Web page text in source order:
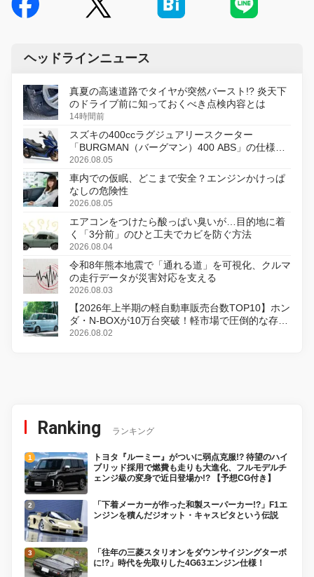
ヘッドラインニュース
真夏の高速道路でタイヤが突然バースト!? 炎天下
のドライブ前に知っておくべき点検内容とは
14時間前
スズキの400ccラグジュアリースクーター
「BURGMAN（バーグマン）400 ABS」の仕様を
変更し、8月18日に発売
2026.08.05
車内での仮眠、どこまで安全？エンジンかけっぱ
なしの危険性
2026.08.05
エアコンをつけたら酸っぱい臭いが…目的地に着
く「3分前」のひと工夫でカビを防ぐ方法
2026.08.04
令和8年熊本地震で「通れる道」を可視化、クルマ
の走行データが災害対応を支える
2026.08.03
【2026年上半期の軽自動車販売台数TOP10】ホン
ダ・N-BOXが10万台突破！軽市場で圧倒的な存在
感
2026.08.02
Ranking ランキング
トヨタ『ルーミー』がついに弱点克服!? 待望のハイ
ブリッド採用で燃費も走りも大進化、フルモデルチ
ェンジ級の変身で近日登場か!? 【予想CG付き】
「下着メーカーが作った和製スーパーカー!?」F1エ
ンジンを積んだジオット・キャスピタという伝説
「往年の三菱スタリオンをダウンサイジングターボ
に!?」時代を先取りした4G63エンジン仕様！